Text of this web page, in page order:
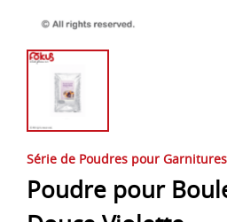
Série de Poudres pour Garnitures
Poudre pour